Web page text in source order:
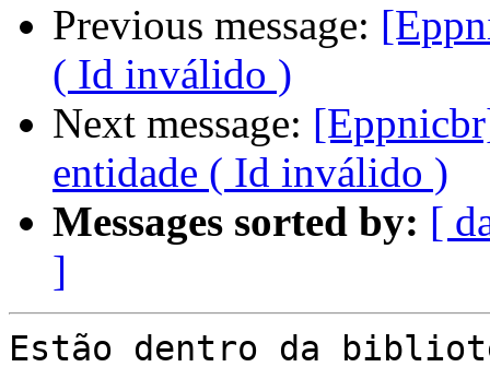
Previous message:
( Id inválido )
Next message:
entidade ( Id inválido )
Messages sorted by: [
]